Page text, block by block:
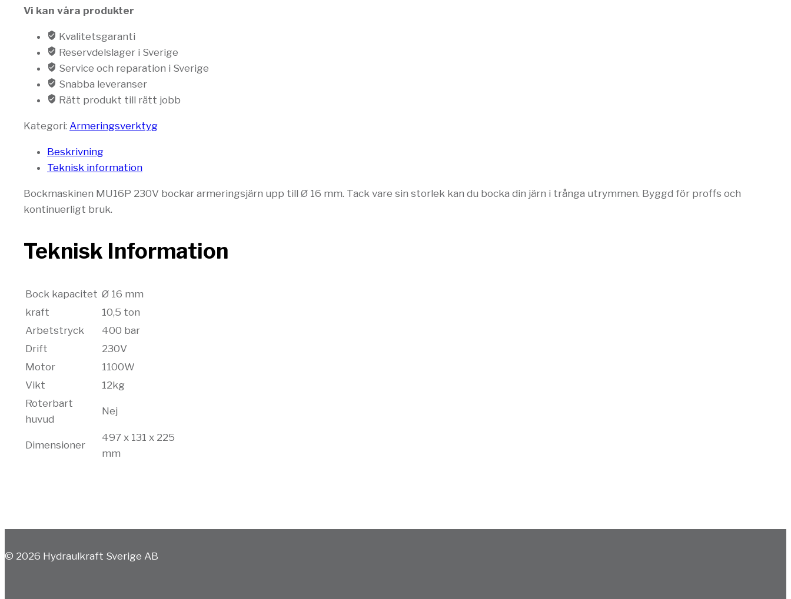
Vi kan våra produkter
Kvalitetsgaranti
Reservdelslager i Sverige
Service och reparation i Sverige
Snabba leveranser
Rätt produkt till rätt jobb
Kategori: Armeringsverktyg
Beskrivning
Teknisk information
Bockmaskinen MU16P 230V bockar armeringsjärn upp till Ø 16 mm. Tack vare sin storlek kan du bocka din järn i trånga utrymmen. Byggd för proffs och
kontinuerligt bruk.
Teknisk Information
Bock kapacitet Ø 16 mm
kraft
10,5 ton
Arbetstryck
400 bar
Drift
230V
Motor
1100W
Vikt
12kg
Roterbart
huvud
Nej
Dimensioner
497 x 131 x 225
mm
© 2026 Hydraulkraft Sverige AB